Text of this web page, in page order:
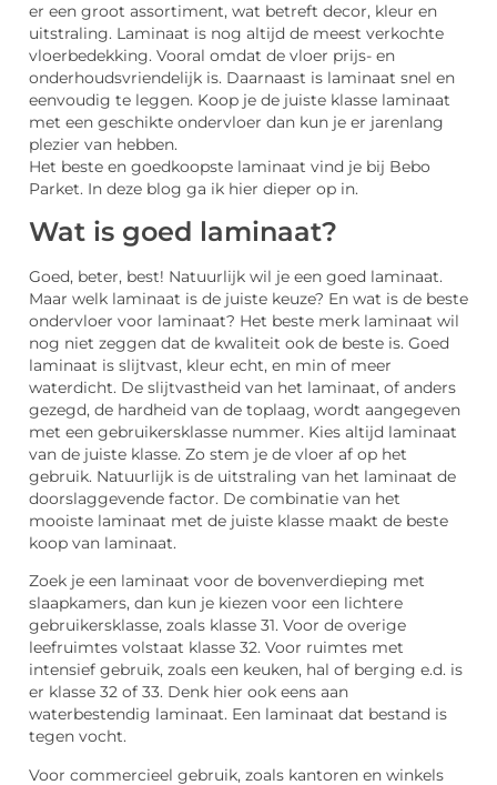
er een groot assortiment, wat betreft decor, kleur en
uitstraling. Laminaat is nog altijd de meest verkochte
vloerbedekking. Vooral omdat de vloer prijs- en
onderhoudsvriendelijk is. Daarnaast is laminaat snel en
eenvoudig te leggen. Koop je de juiste klasse laminaat
met een geschikte ondervloer dan kun je er jarenlang
plezier van hebben.
Het beste en goedkoopste laminaat vind je bij Bebo
Parket. In deze blog ga ik hier dieper op in.
Wat is goed laminaat?
Goed, beter, best! Natuurlijk wil je een goed laminaat.
Maar welk laminaat is de juiste keuze? En wat is de beste
ondervloer voor laminaat? Het beste merk laminaat wil
nog niet zeggen dat de kwaliteit ook de beste is. Goed
laminaat is slijtvast, kleur echt, en min of meer
waterdicht. De slijtvastheid van het laminaat, of anders
gezegd, de hardheid van de toplaag, wordt aangegeven
met een gebruikersklasse nummer. Kies altijd laminaat
van de juiste klasse. Zo stem je de vloer af op het
gebruik. Natuurlijk is de uitstraling van het laminaat de
doorslaggevende factor. De combinatie van het
mooiste laminaat met de juiste klasse maakt de beste
koop van laminaat.
Zoek je een laminaat voor de bovenverdieping met
slaapkamers, dan kun je kiezen voor een lichtere
gebruikersklasse, zoals klasse 31. Voor de overige
leefruimtes volstaat klasse 32. Voor ruimtes met
intensief gebruik, zoals een keuken, hal of berging e.d. is
er klasse 32 of 33. Denk hier ook eens aan
waterbestendig laminaat. Een laminaat dat bestand is
tegen vocht.
Voor commercieel gebruik, zoals kantoren en winkels